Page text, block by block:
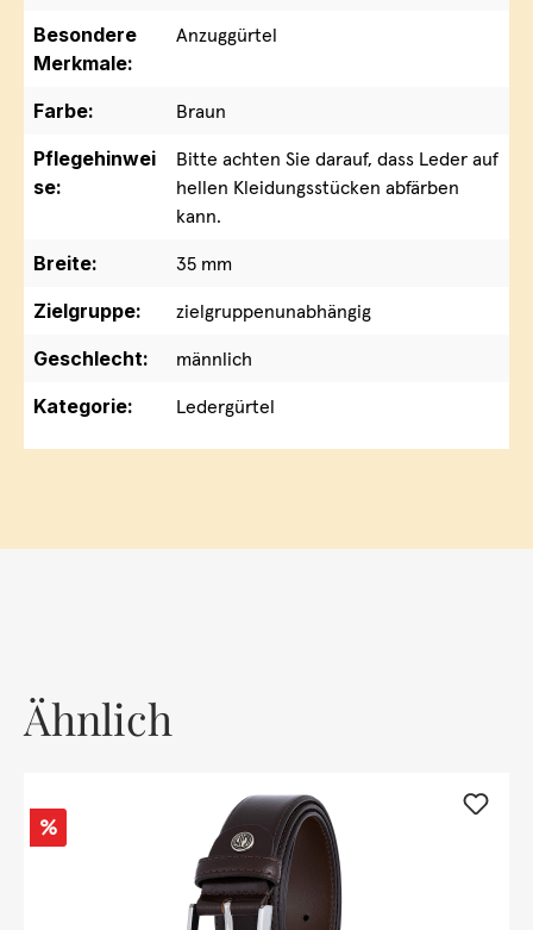
Besondere
Merkmale:
Anzuggürtel
Farbe:
Braun
Pflegehinwei
se:
Bitte achten Sie darauf, dass Leder auf
hellen Kleidungsstücken abfärben
kann.
Breite:
35 mm
Zielgruppe:
zielgruppenunabhängig
Geschlecht:
männlich
Kategorie:
Ledergürtel
Ähnlich
Rabatt
%